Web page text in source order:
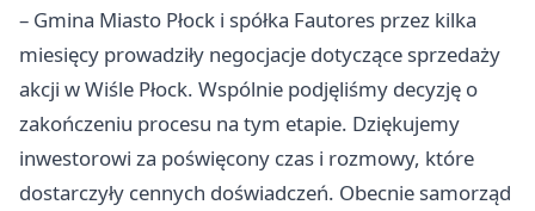
– Gmina Miasto Płock i spółka Fautores przez kilka
miesięcy prowadziły negocjacje dotyczące sprzedaży
akcji w Wiśle Płock. Wspólnie podjęliśmy decyzję o
zakończeniu procesu na tym etapie. Dziękujemy
inwestorowi za poświęcony czas i rozmowy, które
dostarczyły cennych doświadczeń. Obecnie samorząd